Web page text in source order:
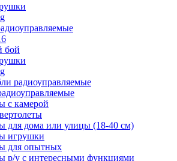
бой
радиоуправляемые
с камерой
для дома или улицы (18-40 см)
игрушки
для опытных
р/у с интересными функциями